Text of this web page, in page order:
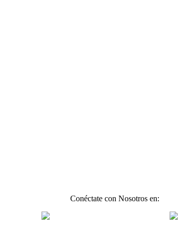
Conéctate con Nosotros en: